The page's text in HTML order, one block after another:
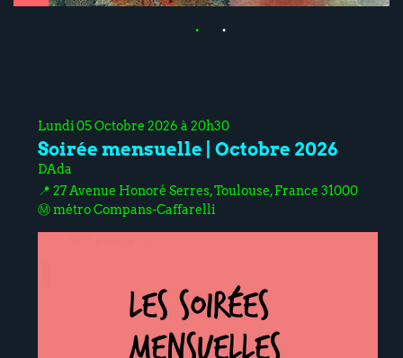
Lundi 05 Octobre 2026 à 20h30
Soirée mensuelle | Octobre 2026
DAda
📍 27 Avenue Honoré Serres, Toulouse, France 31000
Ⓜ️ métro Compans-Caffarelli